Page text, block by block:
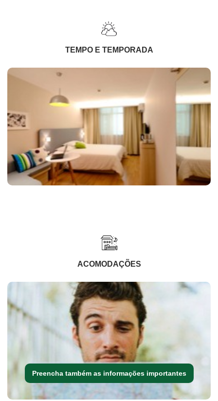
TEMPO E TEMPORADA
ACOMODAÇÕES
Preencha também as informações importantes